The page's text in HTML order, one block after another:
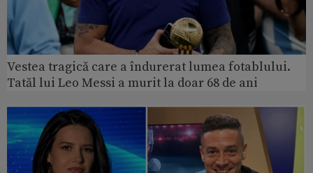
Vestea tragică care a îndurerat lumea fotablului.
Tatăl lui Leo Messi a murit la doar 68 de ani